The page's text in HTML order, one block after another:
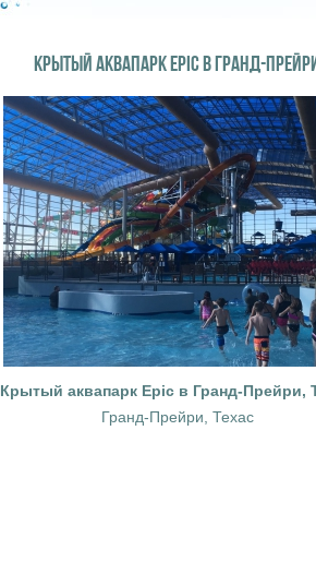
КРЫТЫЙ АКВАПАРК EPIC В ГРАНД-
Крытый аквапарк Epic в Гранд-Прейри,
Гранд-Прейри, Техас